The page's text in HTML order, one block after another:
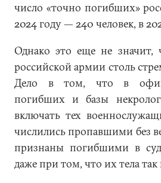
число «точно погибших»
2024 году — 240 человек, в
Однако это еще не значит,
российской армии столь
Дело в том, что в
погибших и базы
включать тех
числились пропавшими без
признаны погибшими в
даже при том, что их тела